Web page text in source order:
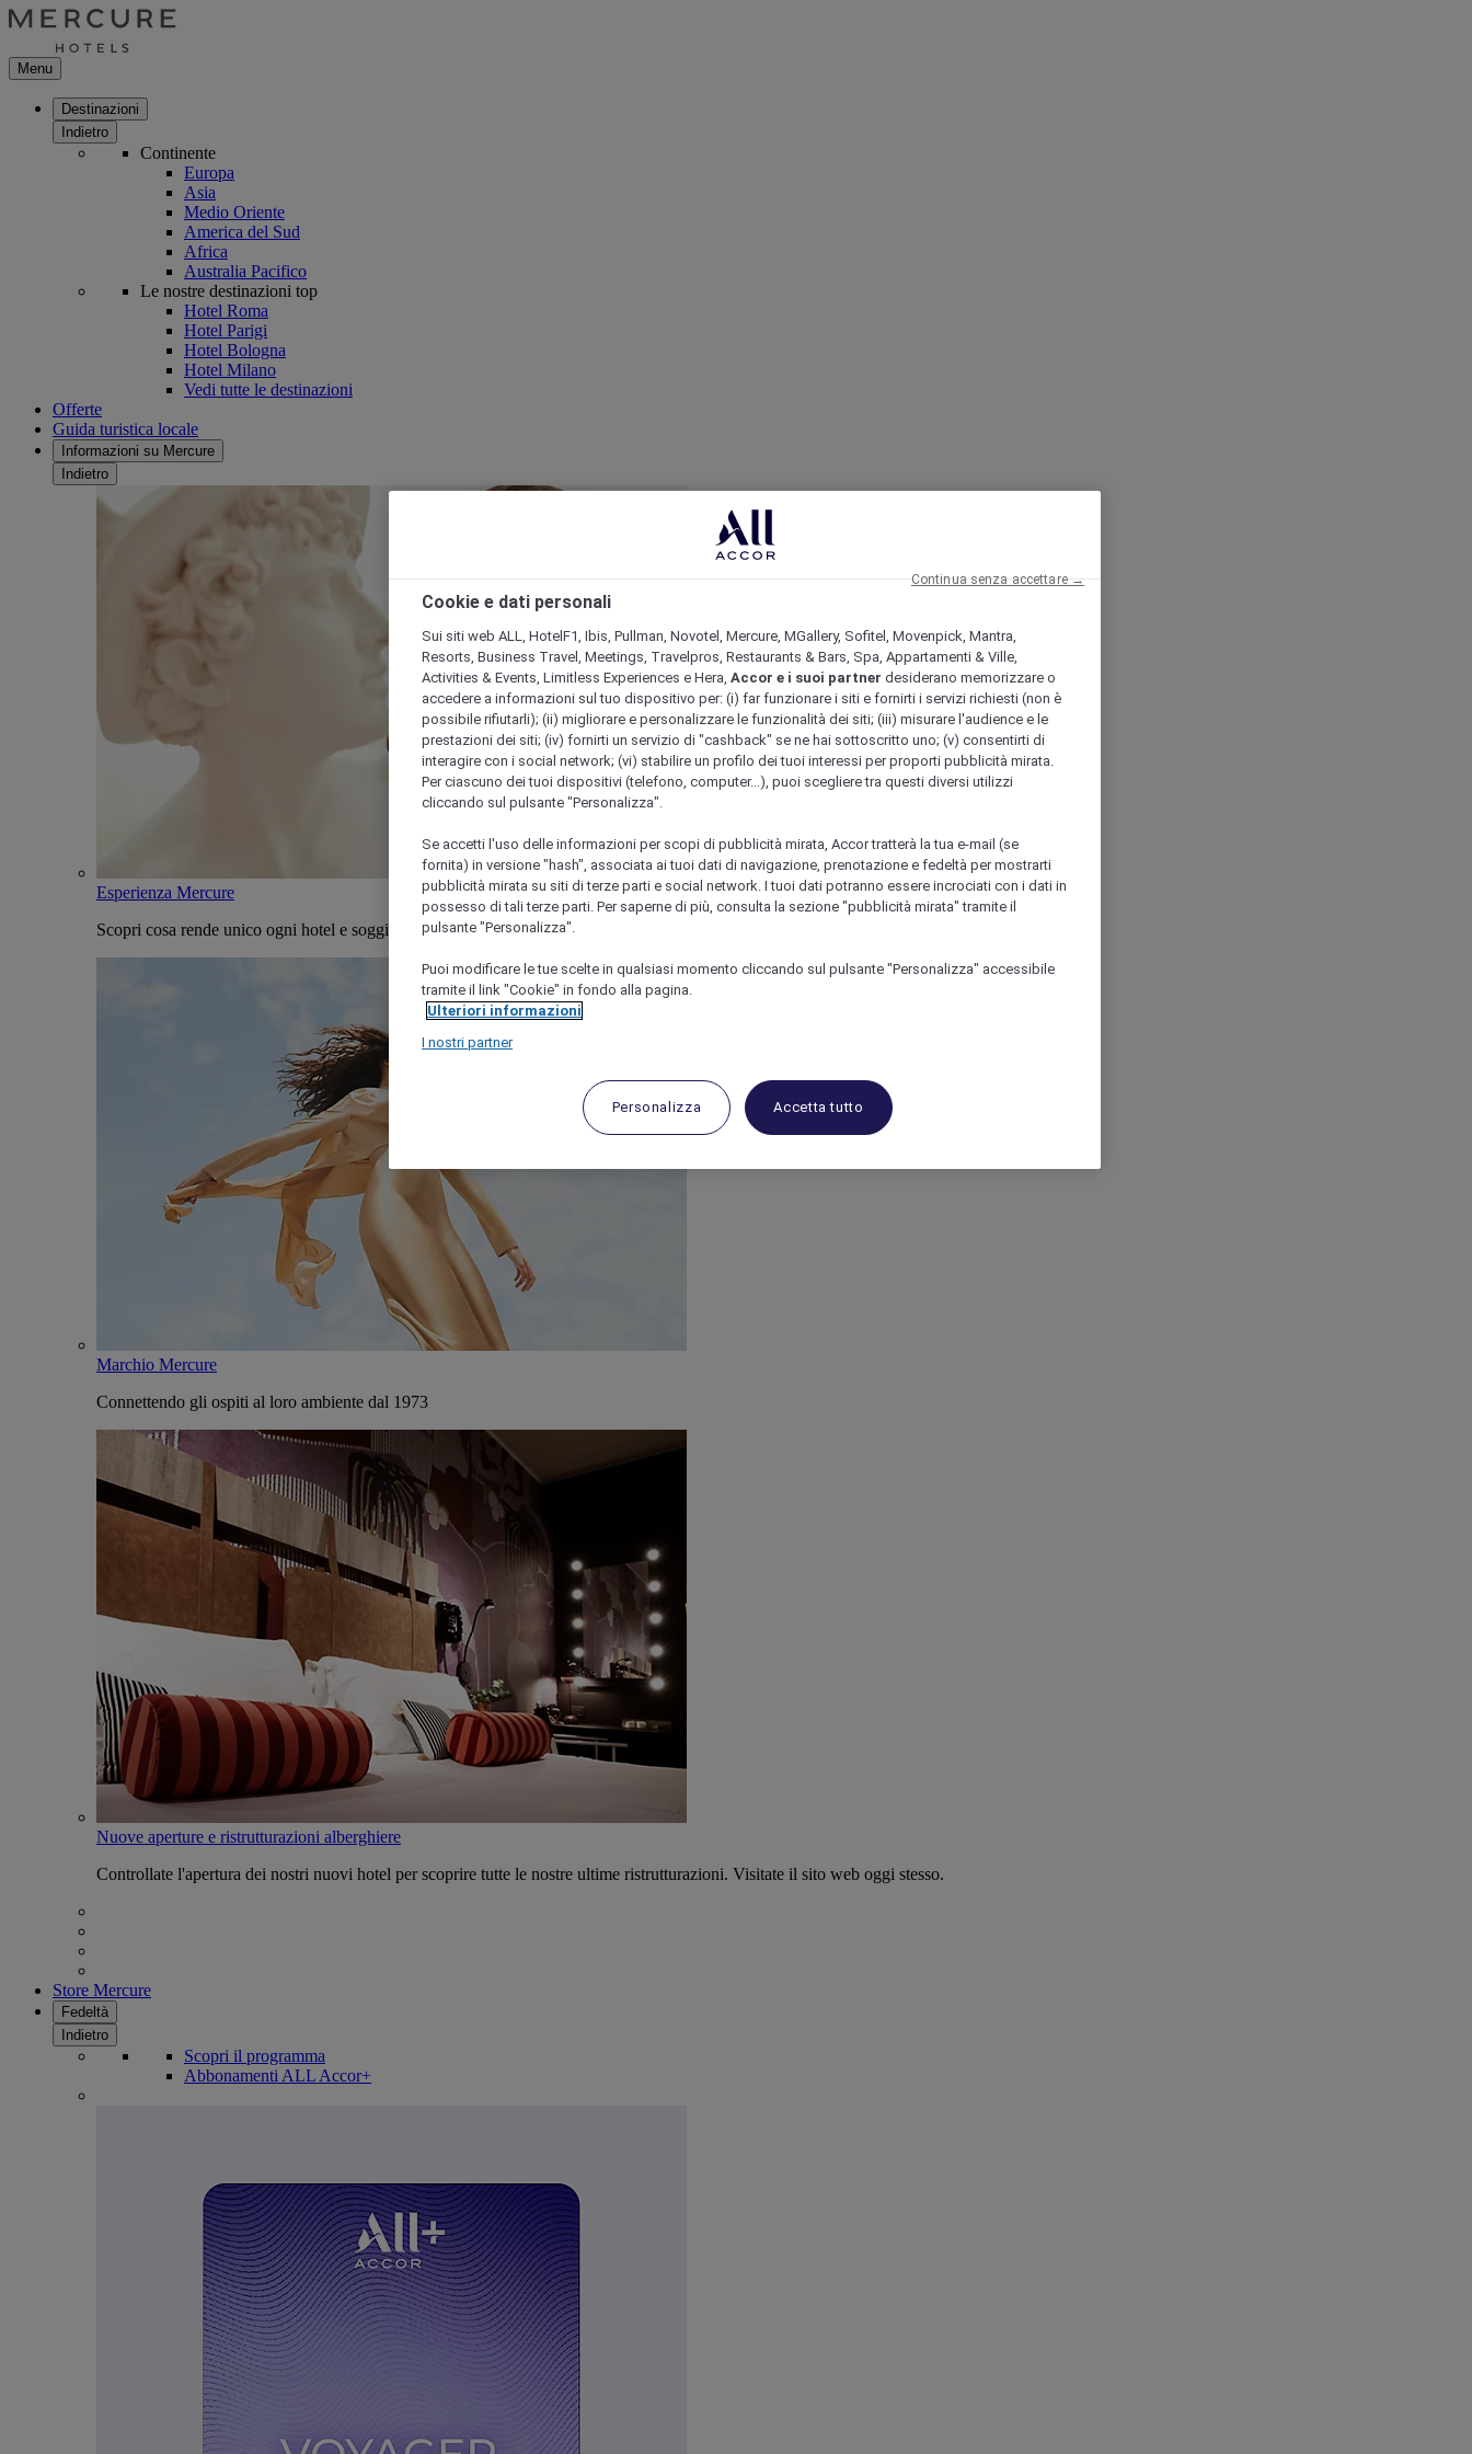
Menu
Destinazioni
Indietro
Continente
Europa
Asia
Medio Oriente
America del Sud
Africa
Australia Pacifico
Le nostre destinazioni top
Hotel Roma
Hotel Parigi
Hotel Bologna
Hotel Milano
Vedi tutte le destinazioni
Offerte
Guida turistica locale
Informazioni su Mercure
Indietro
Esperienza Mercure
Scopri cosa rende unico ogni hotel e soggiorno Mercure
Marchio Mercure
Connettendo gli ospiti al loro ambiente dal 1973
Nuove aperture e ristrutturazioni alberghiere
Controllate l'apertura dei nostri nuovi hotel per scoprire tutte le nostre ultime ristrutturazioni. Visitate il sito web oggi stesso.
Store Mercure
Fedeltà
Indietro
Scopri il programma
Abbonamenti ALL Accor+
Cookie e dati personali
Sui siti web ALL, HotelF1, Ibis, Pullman, Novotel, Mercure, MGallery, Sofitel, Movenpick, Mantra,
Resorts, Business Travel, Meetings, Travelpros, Restaurants & Bars, Spa, Appartamenti & Ville,
Activities & Events, Limitless Experiences e Hera, Accor e i suoi partner desiderano memorizzare o
accedere a informazioni sul tuo dispositivo per: (i) far funzionare i siti e fornirti i servizi richiesti (non è
possibile rifiutarli); (ii) migliorare e personalizzare le funzionalità dei siti; (iii) misurare l'audience e le
prestazioni dei siti; (iv) fornirti un servizio di "cashback" se ne hai sottoscritto uno; (v) consentirti di
interagire con i social network; (vi) stabilire un profilo dei tuoi interessi per proporti pubblicità mirata.
Per ciascuno dei tuoi dispositivi (telefono, computer...), puoi scegliere tra questi diversi utilizzi
cliccando sul pulsante "Personalizza".
Se accetti l'uso delle informazioni per scopi di pubblicità mirata, Accor tratterà la tua e-mail (se
fornita) in versione "hash", associata ai tuoi dati di navigazione, prenotazione e fedeltà per mostrarti
pubblicità mirata su siti di terze parti e social network. I tuoi dati potranno essere incrociati con i dati in
possesso di tali terze parti. Per saperne di più, consulta la sezione "pubblicità mirata" tramite il
pulsante "Personalizza".
Puoi modificare le tue scelte in qualsiasi momento cliccando sul pulsante "Personalizza" accessibile
tramite il link "Cookie" in fondo alla pagina.
Ulteriori informazioni
I nostri partner
Personalizza Accetta tutto
Continua senza accettare →